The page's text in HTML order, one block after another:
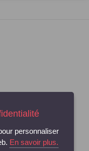
personnaliser
En savoir plus.